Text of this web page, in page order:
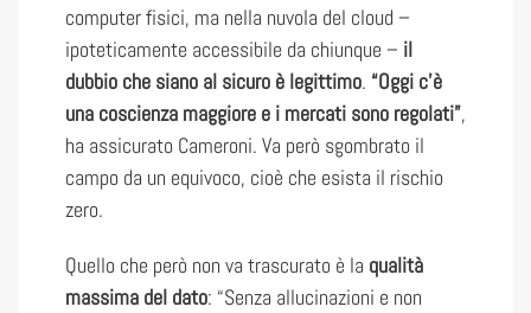
computer fisici, ma nella nuvola del cloud –
ipoteticamente accessibile da chiunque – il
dubbio che siano al sicuro è legittimo. “Oggi c’è
una coscienza maggiore e i mercati sono regolati”,
ha assicurato Cameroni. Va però sgombrato il
campo da un equivoco, cioè che esista il rischio
zero.
Quello che però non va trascurato è la qualità
massima del dato: “Senza allucinazioni e non